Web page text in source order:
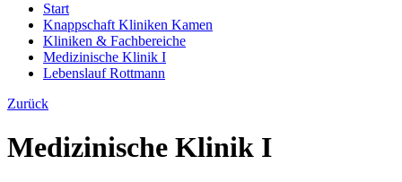
Start
Knappschaft Kliniken Kamen
Kliniken & Fachbereiche
Medizinische Klinik I
Lebenslauf Rottmann
Zurück
Medizinische Klinik I